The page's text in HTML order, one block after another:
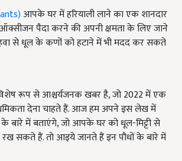
आपके घर में हरियाली लाने का एक शानदार
ऑक्सीजन पैदा करने की अपनी क्षमता के लिए जाने
से धूल के कणों को हटाने में भी मदद कर सकते
रूप से आश्चर्यजनक खबर है, जो 2022 में एक
देना चाहते हैं. आज हम अपने इस लेख में
में बताएंगे, जो आपके घर को धूल-मिट्टी से
सकते हैं. तो आइये जानते हैं इन पौधों के बारे में